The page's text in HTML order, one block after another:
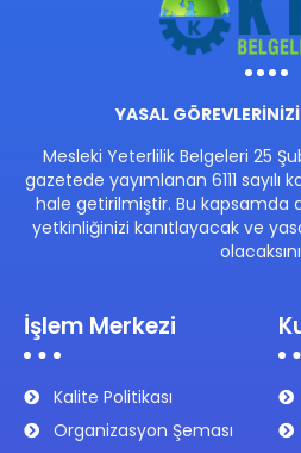
YASAL
Mesleki Yeterlilik Belgeleri 25
gazetede yayımlanan 6111 sayılı
hale getirilmiştir. Bu kapsamda
yetkinliğinizi kanıtlayacak ve
İşlem Merkezi
Kalite Politikası
Organizasyon Şeması